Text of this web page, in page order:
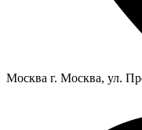
Москва г. Москва, ул.